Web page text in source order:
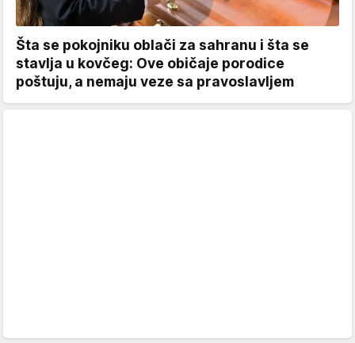
Šta se pokojniku oblači za sahranu i šta se
stavlja u kovčeg: Ove običaje porodice
poštuju, a nemaju veze sa pravoslavljem